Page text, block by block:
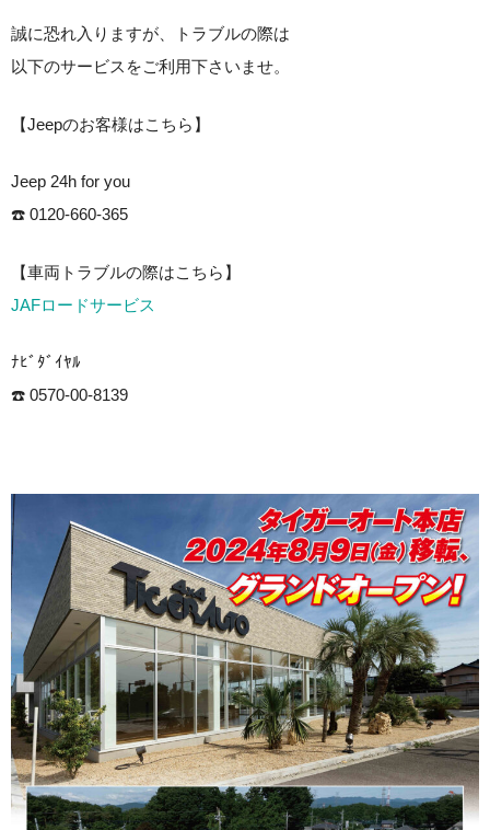
誠に恐れ入りますが、トラブルの際は
以下のサービスをご利用下さいませ。
【Jeepのお客様はこちら】
Jeep 24h for you
☎️ 0120-660-365
【車両トラブルの際はこちら】
JAFロードサービス
ﾅﾋﾞﾀﾞｲﾔﾙ
☎️ 0570-00-8139